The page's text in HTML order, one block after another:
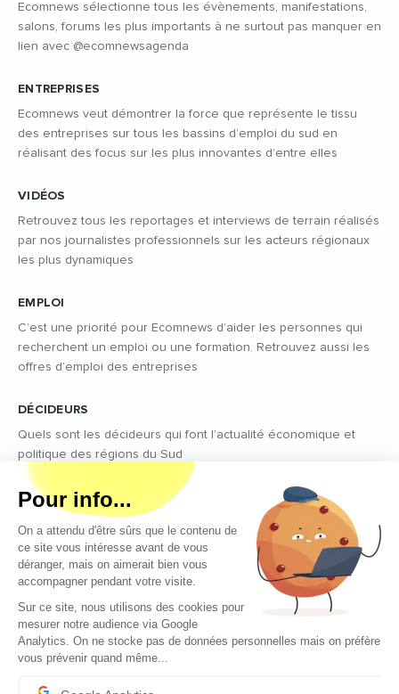
Ecomnews sélectionne tous les évènements, manifestations,
salons, forums les plus importants à ne surtout pas manquer en
lien avec @ecomnewsagenda
ENTREPRISES
Ecomnews veut démontrer la force que représente le tissu
des entreprises sur tous les bassins d’emploi du sud en
réalisant des focus sur les plus innovantes d’entre elles
VIDÉOS
Retrouvez tous les reportages et interviews de terrain réalisés
par nos journalistes professionnels sur les acteurs régionaux
les plus dynamiques
EMPLOI
C’est une priorité pour Ecomnews d’aider les personnes qui
recherchent un emploi ou une formation. Retrouvez aussi les
offres d’emploi des entreprises
DÉCIDEURS
Quels sont les décideurs qui font l’actualité économique et
politique des régions du Sud
Copyright © 2026 - Tous droits réservés
Qui sommes-nous ?
Contact